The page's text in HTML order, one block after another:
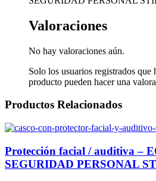
Valoraciones
No hay valoraciones aún.
Solo los usuarios registrados que
producto pueden hacer una
Productos Relacionados
Protección facial / auditiva –
SEGURIDAD PERSONAL